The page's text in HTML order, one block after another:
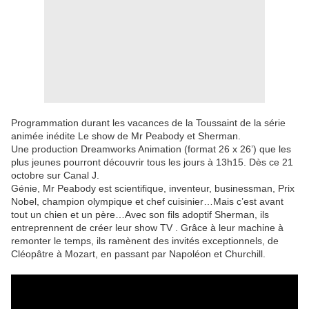
Programmation durant les vacances de la Toussaint de la série
animée inédite Le show de Mr Peabody et Sherman.
Une production Dreamworks Animation (format 26 x 26’) que les
plus jeunes pourront découvrir tous les jours à 13h15. Dès ce 21
octobre sur Canal J.
Génie, Mr Peabody est scientifique, inventeur, businessman, Prix
Nobel, champion olympique et chef cuisinier…Mais c’est avant
tout un chien et un père…Avec son fils adoptif Sherman, ils
entreprennent de créer leur show TV . Grâce à leur machine à
remonter le temps, ils ramènent des invités exceptionnels, de
Cléopâtre à Mozart, en passant par Napoléon et Churchill.